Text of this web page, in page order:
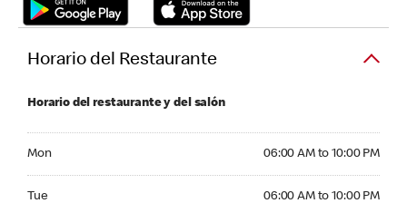
Horario del Restaurante
Horario del restaurante y del salón
Mon 06:00 AM to 10:00 PM
Tue 06:00 AM to 10:00 PM